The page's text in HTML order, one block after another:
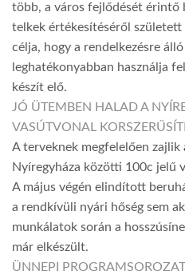
több, a város fejlődését érintő
telkek értékesítéséről
célja, hogy a rendelkezésre
leghatékonyabban használja
készít elő.
JÓ ÜTEMBEN HALAD A
VASÚTVONAL
A terveknek megfelelően zajlik
Nyíregyháza közötti 100c jelű
A május végén elindított
a rendkívüli nyári hőség sem
munkálatok során a
már elkészült.
ÜNNEPI